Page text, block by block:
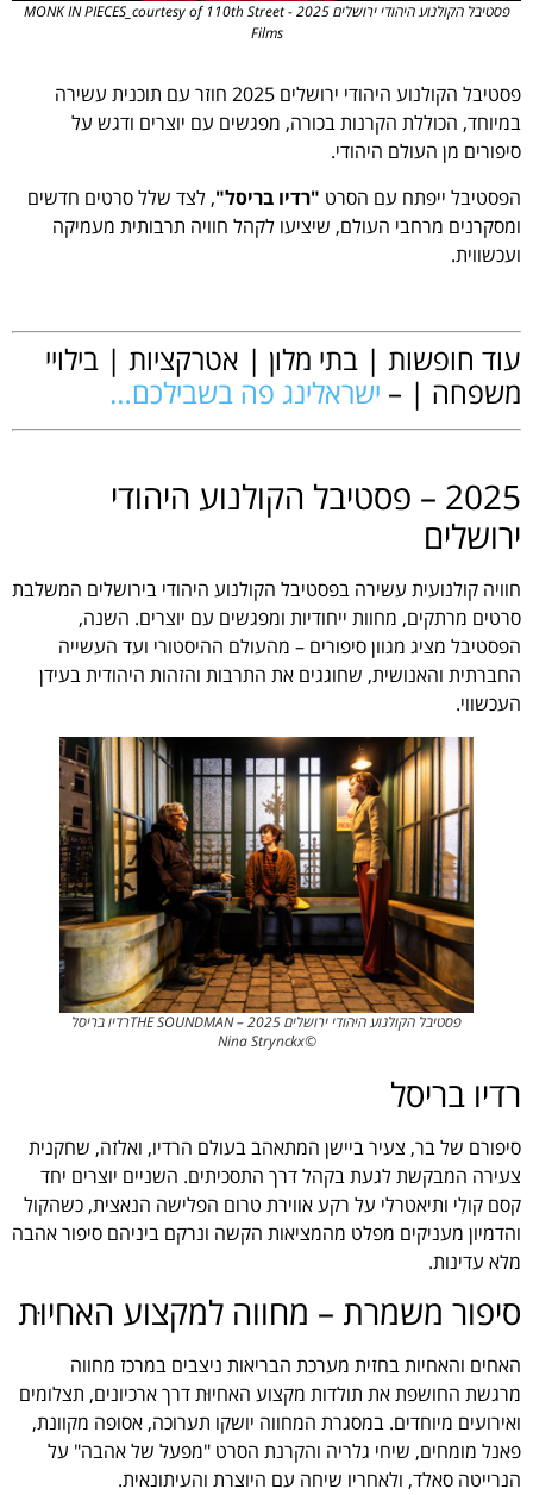
פסטיבל הקולנוע היהודי ירושלים 2025 - MONK IN PIECES_courtesy of 110th Street
Films
פסטיבל הקולנוע היהודי ירושלים 2025 חוזר עם תוכנית עשירה
במיוחד, הכוללת הקרנות בכורה, מפגשים עם יוצרים ודגש על
סיפורים מן העולם היהודי.
הפסטיבל ייפתח עם הסרט "רדיו בריסל", לצד שלל סרטים חדשים
ומסקרנים מרחבי העולם, שיציעו לקהל חוויה תרבותית מעמיקה
ועכשווית.
עוד חופשות | בתי מלון | אטרקציות | בילויי
משפחה | – ישראלינג פה בשבילכם…
2025 – פסטיבל הקולנוע היהודי
ירושלים
חוויה קולנועית עשירה בפסטיבל הקולנוע היהודי בירושלים המשלבת
סרטים מרתקים, מחוות ייחודיות ומפגשים עם יוצרים. השנה,
הפסטיבל מציג מגוון סיפורים – מהעולם ההיסטורי ועד העשייה
החברתית והאנושית, שחוגגים את התרבות והזהות היהודית בעידן
העכשווי.
פסטיבל הקולנוע היהודי ירושלים 2025 – THE SOUNDMANרדיו בריסל
©Nina Strynckx
רדיו בריסל
סיפורם של בר, צעיר ביישן המתאהב בעולם הרדיו, ואלזה, שחקנית
צעירה המבקשת לגעת בקהל דרך התסכיתים. השניים יוצרים יחד
קסם קולִי ותיאטרלי על רקע אווירת טרום הפלישה הנאצית, כשהקול
והדמיון מעניקים מפלט מהמציאות הקשה ונרקם ביניהם סיפור אהבה
מלא עדינות.
סיפור משמרת – מחווה למקצוע האחיוּת
האחים והאחיות בחזית מערכת הבריאות ניצבים במרכז מחווה
מרגשת החושפת את תולדות מקצוע האחיוּת דרך ארכיונים, תצלומים
ואירועים מיוחדים. במסגרת המחווה יושקו תערוכה, אסופה מקוונת,
פאנל מומחים, שיחי גלריה והקרנת הסרט "מפעל של אהבה" על
הנרייטה סאלד, ולאחריו שיחה עם היוצרת והעיתונאית.